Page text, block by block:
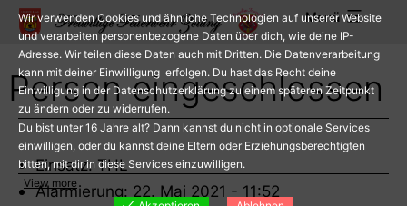
Zum
Inhalt
springen
Menü
Person eingeschlossen
Einsatz: THL
Alarmierung: 22. Mai 2021 - 11:52
Wir verwenden Cookies und ähnliche Technologien auf unserer Website
und verarbeiten personenbezogene Daten über dich, wie deine IP-
Adresse. Wir teilen diese Daten auch mit Dritten. Die Datenverarbeitung
kann mit deiner Einwilligung erfolgen. Du hast das Recht deine
Einwilligung in der Datenschutzerklärung zu einem späteren Zeitpunkt
zu ändern oder zu widerrufen.
Du bist unter 16 Jahre alt? Dann kannst du nicht in optionale Services
einwilligen, oder du kannst deine Eltern oder Erziehungsberechtigten
bitten, mit dir in diese Services einzuwilligen.
View more